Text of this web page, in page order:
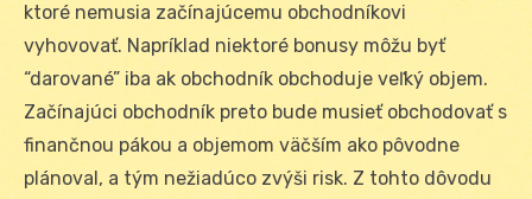
ktoré nemusia začínajúcemu obchodníkovi
vyhovovať. Napríklad niektoré bonusy môžu byť
“darované” iba ak obchodník obchoduje veľký objem.
Začínajúci obchodník preto bude musieť obchodovať s
finančnou pákou a objemom väčším ako pôvodne
plánoval, a tým nežiadúco zvýši risk. Z tohto dôvodu